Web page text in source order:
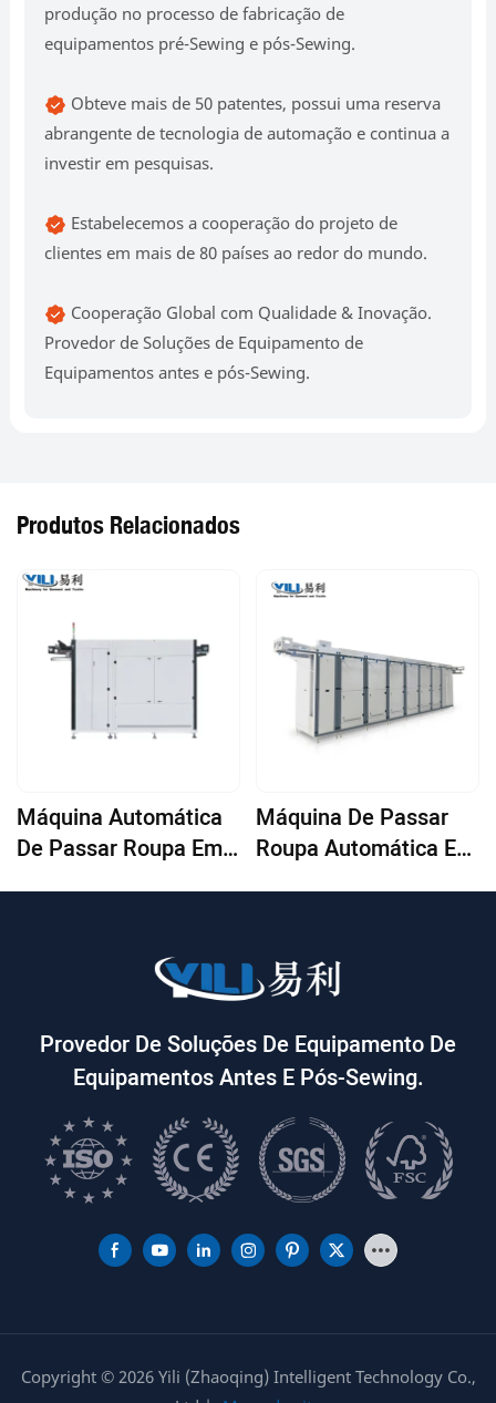
produção no processo de fabricação de
equipamentos pré-Sewing e pós-Sewing.
Obteve mais de 50 patentes, possui uma reserva
abrangente de tecnologia de automação e continua a
investir em pesquisas.
Estabelecemos a cooperação do projeto de
clientes em mais de 80 países ao redor do mundo.
Cooperação Global com Qualidade & Inovação.
Provedor de Soluções de Equipamento de
Equipamentos antes e pós-Sewing.
Produtos Relacionados
Máquina Automática
De Passar Roupa Em
7000QSY Modelo: YL-
9000QSY Modelo: YL-
11000QSY
Máquina De Passar
Roupa Automática Em
Provedor De Soluções De Equipamento De
Equipamentos Antes E Pós-Sewing.
Copyright © 2026 Yili (Zhaoqing) Intelligent Technology Co.,